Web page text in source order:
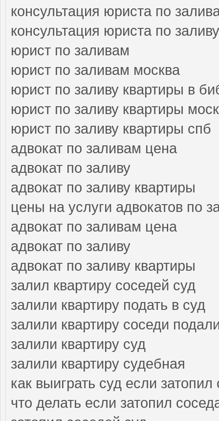
консультация юриста по
консультация юриста по
юрист по заливам
юрист по заливам москва
юрист по заливу квартиры в
юрист по заливу квартиры
юрист по заливу квартиры спб
адвокат по заливам цена
адвокат по заливу
адвокат по заливу квартиры
цены на услуги адвокатов по
адвокат по заливам цена
адвокат по заливу
адвокат по заливу квартиры
залил квартиру соседей суд
залили квартиру подать в суд
залили квартиру соседи
залили квартиру суд
залили квартиру судебная
как выиграть суд если затопил
что делать если затопил